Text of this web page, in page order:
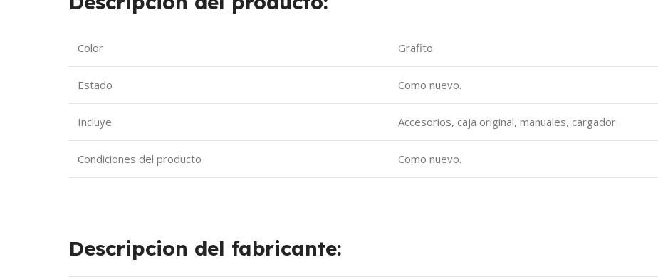
Color Grafito.
Estado Como nuevo.
Incluye Accesorios, caja original, manuales, cargador.
Condiciones del producto Como nuevo.
Descripcion del fabricante: